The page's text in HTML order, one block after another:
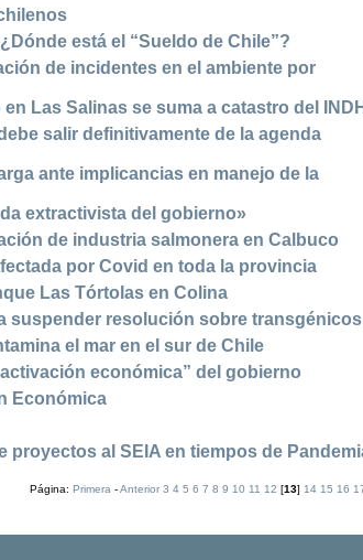
está el “Sueldo de Chile”?
de incidentes en el ambiente por
Las Salinas se suma a catastro del INDH
salir definitivamente de la agenda
ante implicancias en manejo de la
extractivista del gobierno»
de industria salmonera en Calbuco
por Covid en toda la provincia
Las Tórtolas en Colina
suspender resolución sobre transgénicos
el mar en el sur de Chile
económica” del gobierno
Económica
al SEIA en tiempos de
Página: Primera-Anterior 3 4 5 6 7 8 9 10 11 12 [13] 14 15 16